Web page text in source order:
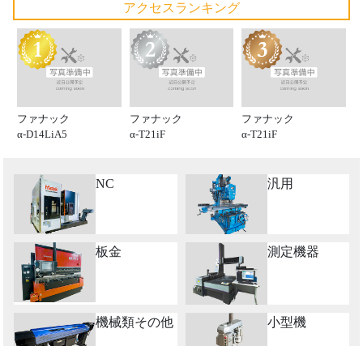
アクセスランキング
ファナック
α-D14LiA5
ファナック
α-T21iF
ファナック
α-T21iF
NC 汎用
板金 測定機器
機械類その他 小型機